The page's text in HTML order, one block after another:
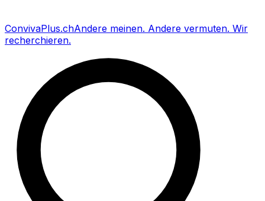
ConvivaPlus.chAndere meinen. Andere vermuten. Wir
recherchieren.